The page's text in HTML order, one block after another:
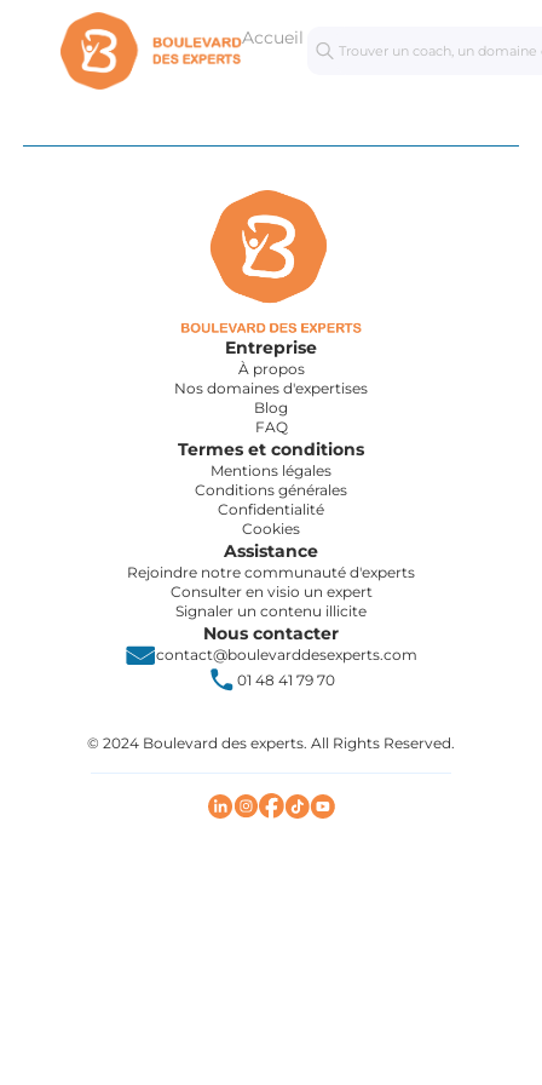
Accueil
Séances
personnalisées
Entreprise
À propos
Nos domaines d'expertises
Blog
FAQ
Termes et conditions
Mentions légales
Conditions générales
Confidentialité
Cookies
Assistance
Rejoindre notre communauté d'experts
Consulter en visio un expert
Signaler un contenu illicite
Nous contacter
contact@boulevarddesexperts.com
01 48 41 79 70
© 2024 Boulevard des experts. All Rights Reserved.